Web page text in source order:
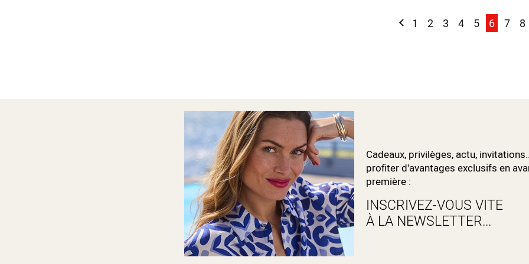
PagePage
Précédent
Page
1 Page
2 Page
3 Page
4 Page
5 You're
6 Page
7 8
Cadeaux, privilèges, actu,
profiter d'avantages exclusifs en
première :
INSCRIVEZ-VOUS VITE
À LA NEWSLETTER...